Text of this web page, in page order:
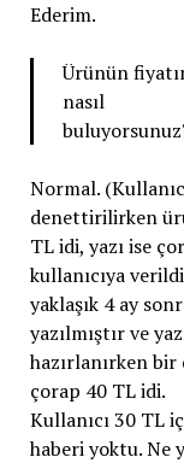
Ederim.
Ürünün
nasıl
Normal.
denettirilirken
TL idi, yazı ise
kullanıcıya
yaklaşık 4 ay
yazılmıştır ve
hazırlanırken
çorap 40 TL idi.
Kullanıcı 30 TL
haberi yoktu. Ne